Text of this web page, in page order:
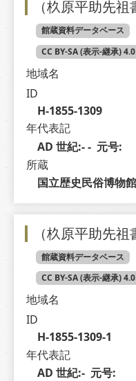
（杦原平助先祖
館蔵資料データベース
CC BY-SA (表示-継承) 4.0
地域名
ID
H-1855-1309
年代表記
AD 世紀:- -  元号:
所蔵
国立歴史民俗博物館
（杦原平助先祖
館蔵資料データベース
CC BY-SA (表示-継承) 4.0
地域名
ID
H-1855-1309-1
年代表記
AD 世紀:-  元号: